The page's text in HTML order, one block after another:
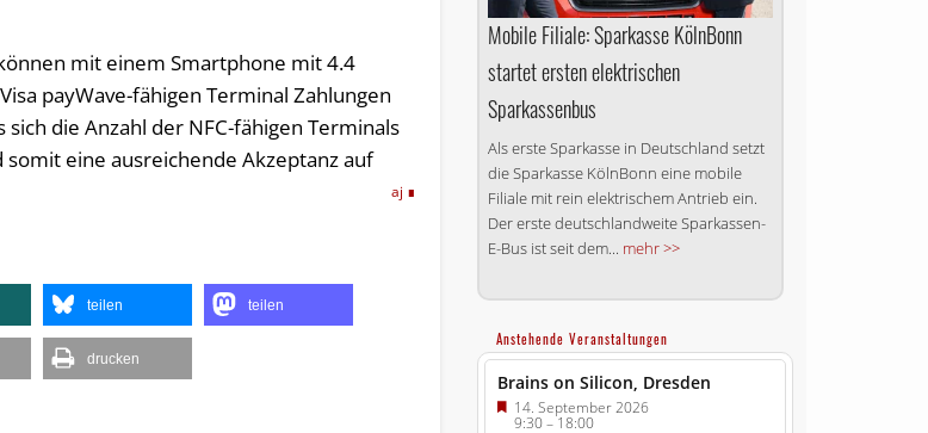
mit einem Smartphone mit 4.4
payWave-fähigen Terminal Zahlungen
die Anzahl der NFC-fähigen Terminals
eine ausreichende Akzeptanz auf
aj
teilen teilen
drucken
Mobile Filiale: Sparkasse KölnBonn
startet ersten elektrischen
Sparkassenbus
Als erste Sparkasse in Deutschland setzt
die Sparkasse KölnBonn eine mobile
Filiale mit rein elektrischem Antrieb ein.
Der erste deutschlandweite Sparkassen-
E-Bus ist seit dem... mehr >>
Anstehende Veranstaltungen
Brains on Silicon, Dresden
14. September 2026
9:30–18:00